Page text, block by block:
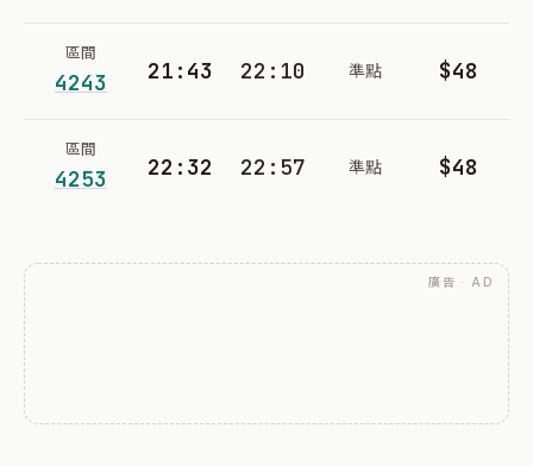
區間
4243 21:43 22:10 準點 $48
區間
4253 22:32 22:57 準點 $48
廣告 · AD